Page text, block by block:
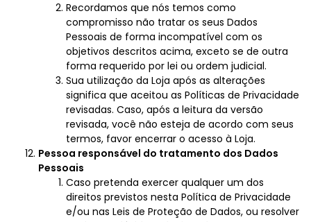
Recordamos que nós temos como
compromisso não tratar os seus Dados
Pessoais de forma incompatível com os
objetivos descritos acima, exceto se de outra
forma requerido por lei ou ordem judicial.
Sua utilização da Loja após as alterações
significa que aceitou as Políticas de Privacidade
revisadas. Caso, após a leitura da versão
revisada, você não esteja de acordo com seus
termos, favor encerrar o acesso à Loja.
Pessoa responsável do tratamento dos Dados
Pessoais
Caso pretenda exercer qualquer um dos
direitos previstos nesta Política de Privacidade
e/ou nas Leis de Proteção de Dados, ou resolver